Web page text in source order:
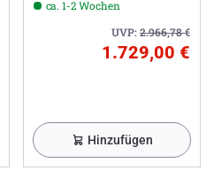
ca. 1-2 Wochen
UVP:2.966,78€
1.729,00 €
Hinzufügen